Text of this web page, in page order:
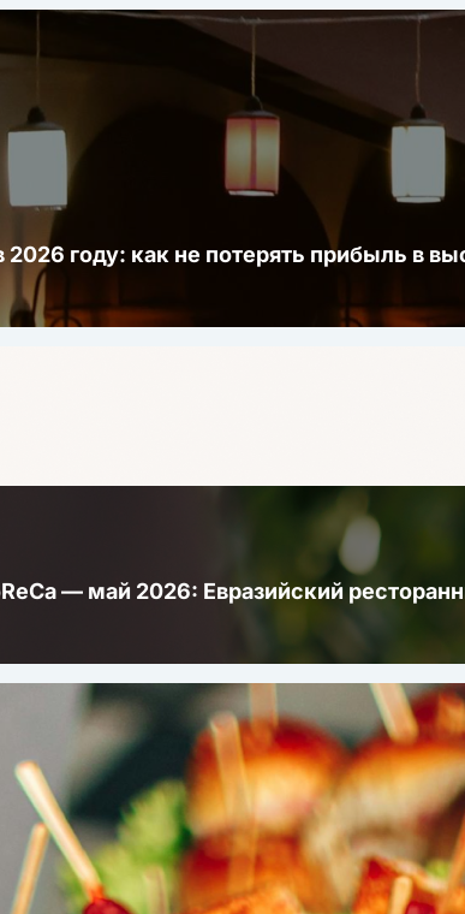
2026 году: как не потерять прибыль в
— май 2026: Евразийский